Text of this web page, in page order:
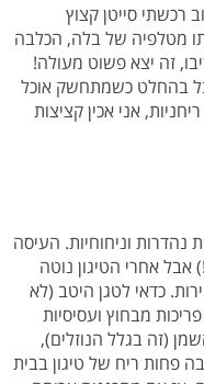
רכשתי סייטן קצוץ
מטלפיה של בלה, הכלבה
זה יצא פשוט מעולה!
בהחלט כשמתחשק אוכל
אני אכין קציצות
וניחוחיות. העיסה
אחרי הטיגון נוטה
כדאי לטגן היטב (לא
מבחוץ ועסיסיות
(זה בגלל הנוזלים),
פחות ריח של טיגון בבית